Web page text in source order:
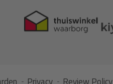
Privacy Review Policy